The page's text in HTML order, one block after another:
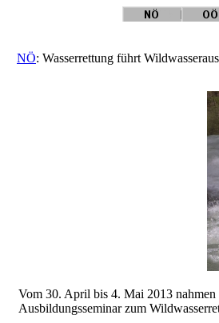
NÖ: Wasserrettung führt
Vom 30. April bis 4. Mai 2013 nahmen
Ausbildungsseminar zum